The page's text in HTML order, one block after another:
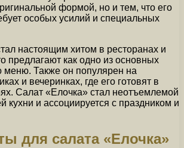
формой, но и тем, что его
особых усилий и специальных
настоящим хитом в ресторанах и
предлагают как одно из основных
меню. Также он популярен на
и вечеринках, где его готовят в
Салат «Елочка» стал неотъемлемой
кухни и ассоциируется с праздником и
для салата «Елочка»